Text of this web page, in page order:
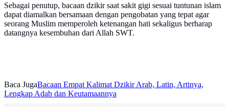
Sebagai penutup, bacaan dzikir saat sakit gigi sesuai tuntunan islam
dapat diamalkan bersamaan dengan pengobatan yang tepat agar
seorang Muslim memperoleh ketenangan hati sekaligus berharap
datangnya kesembuhan dari Allah SWT.
Baca JugaBacaan Empat Kalimat Dzikir Arab, Latin, Artinya,
Lengkap Adab dan Keutamaannya